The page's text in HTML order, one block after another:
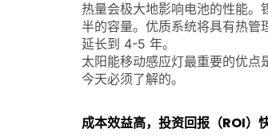
热量会极大地影响电池的性能
半的容量。优质系统将具有热
延长到 4-5 年。
太阳能移动感应灯最重要的优
今天必须了解的。
成本效益高，投资回报（ROI）